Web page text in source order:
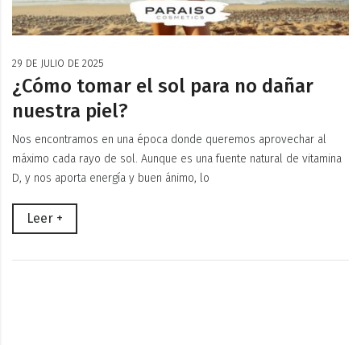
29 DE JULIO DE 2025
¿Cómo tomar el sol para no dañar
nuestra piel?
Nos encontramos en una época donde queremos aprovechar al
máximo cada rayo de sol. Aunque es una fuente natural de vitamina
D, y nos aporta energía y buen ánimo, lo
Leer +